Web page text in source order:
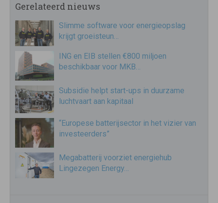
Gerelateerd nieuws
Slimme software voor energieopslag
krijgt groeisteun…
ING en EIB stellen €800 miljoen
beschikbaar voor MKB…
Subsidie helpt start-ups in duurzame
luchtvaart aan kapitaal
“Europese batterijsector in het vizier van
investeerders”
Megabatterij voorziet energiehub
Lingezegen Energy…